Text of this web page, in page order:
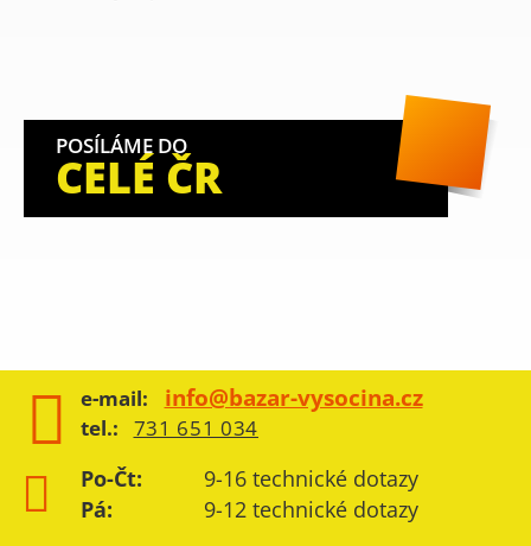
POSÍLÁME DO
CELÉ ČR
e-mail: info@bazar-vysocina.cz
tel.: 731 651 034
Po-Čt:
9-16 technické dotazy
Pá:
9-12 technické dotazy